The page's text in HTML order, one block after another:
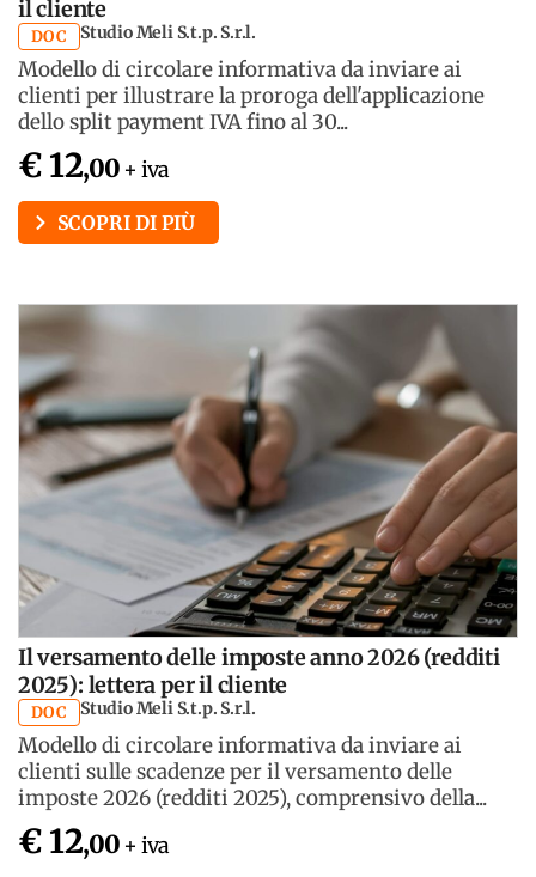
il cliente
DOC Studio Meli S.t.p. S.r.l.
Modello di circolare informativa da inviare ai
clienti per illustrare la proroga dell'applicazione
dello split payment IVA fino al 30...
€ 12,00 + iva
SCOPRI DI PIÙ
Il versamento delle imposte anno 2026 (redditi
2025): lettera per il cliente
DOC Studio Meli S.t.p. S.r.l.
Modello di circolare informativa da inviare ai
clienti sulle scadenze per il versamento delle
imposte 2026 (redditi 2025), comprensivo della...
€ 12,00 + iva